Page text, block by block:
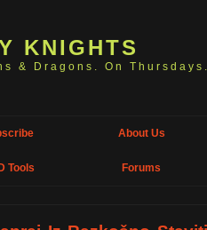
KNIGHTS
& Dragons. On Thursdays.
About Us
Tools Forums